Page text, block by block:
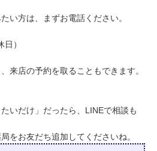
い方は、まずお電話ください。
）
来店の予約を取ることもできます。
いだけ」だったら、LINEで相談も
をお友だち追加してくださいね。